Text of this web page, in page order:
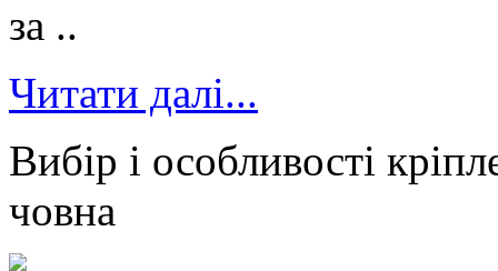
за ..
Читати далі...
Вибір і особливості
човна